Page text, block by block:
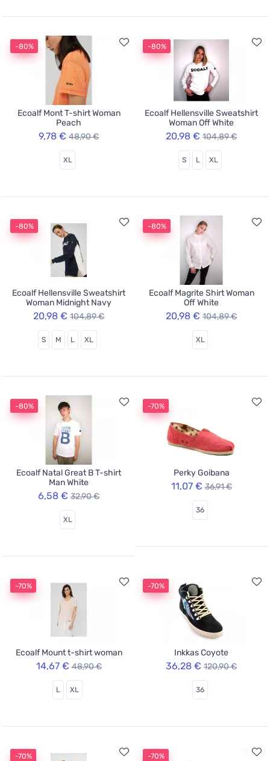
-80%
Ecoalf Mont T-shirt Woman
Peach
9,78 € 48,90 €
XL
-80%
Ecoalf Hellensville Sweatshirt
Woman Off White
20,98 € 104,89 €
S L XL
-80%
Ecoalf Hellensville Sweatshirt
Woman Midnight Navy
20,98 € 104,89 €
S M L XL
-80%
Ecoalf Magrite Shirt Woman
Off White
20,98 € 104,89 €
XL
-80%
Ecoalf Natal Great B T-shirt
Man White
6,58 € 32,90 €
XL
-70%
Perky Goibana
11,07 € 36,91 €
36
-70%
Ecoalf Mount t-shirt woman
14,67 € 48,90 €
L XL
-70%
Inkkas Coyote
36,28 € 120,90 €
36
-70% -70%